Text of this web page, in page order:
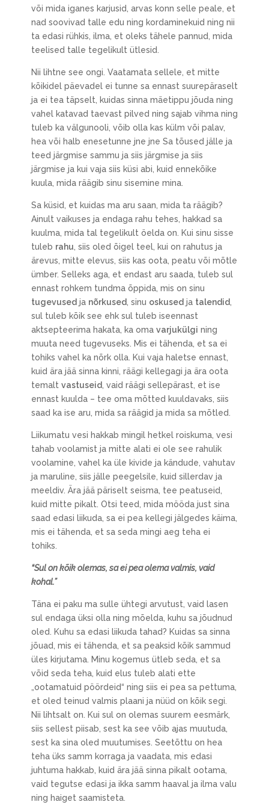
või mida iganes karjusid, arvas konn selle peale, et
nad soovivad talle edu ning kordaminekuid ning nii
ta edasi rühkis, ilma, et oleks tähele pannud, mida
teelised talle tegelikult ütlesid.
Nii lihtne see ongi. Vaatamata sellele, et mitte
kõikidel päevadel ei tunne sa ennast suurepäraselt
ja ei tea täpselt, kuidas sinna mäetippu jõuda ning
vahel katavad taevast pilved ning sajab vihma ning
tuleb ka välgunooli, võib olla kas külm või palav,
hea või halb enesetunne jne jne Sa tõused jälle ja
teed järgmise sammu ja siis järgmise ja siis
järgmise ja kui vaja siis küsi abi, kuid ennekõike
kuula, mida räägib sinu sisemine mina.
Sa küsid, et kuidas ma aru saan, mida ta räägib?
Ainult vaikuses ja endaga rahu tehes, hakkad sa
kuulma, mida tal tegelikult öelda on. Kui sinu sisse
tuleb rahu , siis oled õigel teel, kui on rahutus ja
ärevus, mitte elevus, siis kas oota, peatu või mõtle
ümber. Selleks aga, et endast aru saada, tuleb sul
ennast rohkem tundma õppida, mis on sinu
tugevused ja nõrkused , sinu oskused ja talendid
sul tuleb kõik see ehk sul tuleb iseennast
aktsepteerima hakata, ka oma varjukülgi ning
muuta need tugevuseks. Mis ei tähenda, et sa ei
tohiks vahel ka nõrk olla. Kui vaja haletse ennast,
kuid ära jää sinna kinni, räägi kellegagi ja ära oota
temalt vastuseid , vaid räägi sellepärast, et ise
ennast kuulda – tee oma mõtted kuuldavaks, siis
saad ka ise aru, mida sa räägid ja mida sa mõtled.
Liikumatu vesi hakkab mingil hetkel roiskuma, vesi
tahab voolamist ja mitte alati ei ole see rahulik
voolamine, vahel ka üle kivide ja kändude, vahutav
ja maruline, siis jälle peegelsile, kuid sillerdav ja
meeldiv. Ära jää päriselt seisma, tee peatuseid,
kuid mitte pikalt. Otsi teed, mida mööda just sina
saad edasi liikuda, sa ei pea kellegi jälgedes käima,
mis ei tähenda, et sa seda mingi aeg teha ei
tohiks.
“Sul on kõik olemas, sa ei pea olema valmis, vaid
kohal.”
Täna ei paku ma sulle ühtegi arvutust, vaid lasen
sul endaga üksi olla ning mõelda, kuhu sa jõudnud
oled. Kuhu sa edasi liikuda tahad? Kuidas sa sinna
jõuad, mis ei tähenda, et sa peaksid kõik sammud
üles kirjutama. Minu kogemus ütleb seda, et sa
võid seda teha, kuid elus tuleb alati ette
„ootamatuid pöördeid“ ning siis ei pea sa pettuma,
et oled teinud valmis plaani ja nüüd on kõik segi.
Nii lihtsalt on. Kui sul on olemas suurem eesmärk,
siis sellest piisab, sest ka see võib ajas muutuda,
sest ka sina oled muutumises. Seetõttu on hea
teha üks samm korraga ja vaadata, mis edasi
juhtuma hakkab, kuid ära jää sinna pikalt ootama,
vaid tegutse edasi ja ikka samm haaval ja ilma valu
ning haiget saamisteta.